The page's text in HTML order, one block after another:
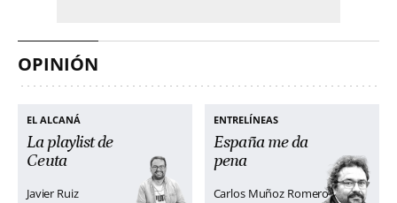
OPINIÓN
EL ALCANÁ
La playlist de
Ceuta
Javier Ruiz
ENTRELÍNEAS
España me da
pena
Carlos Muñoz Romero